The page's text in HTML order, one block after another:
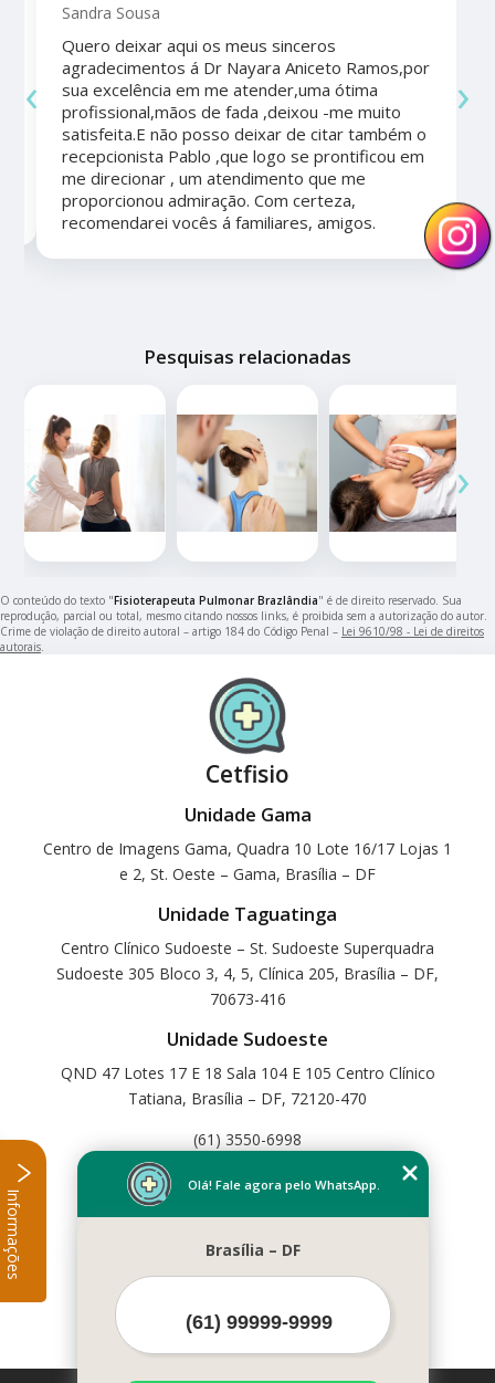
Sandra Sousa
Quero deixar aqui os meus sinceros
agradecimentos á Dr Nayara Aniceto Ramos,por
sua excelência em me atender,uma ótima
profissional,mãos de fada ,deixou -me muito
satisfeita.E não posso deixar de citar também o
recepcionista Pablo ,que logo se prontificou em
me direcionar , um atendimento que me
proporcionou admiração. Com certeza,
recomendarei vocês á familiares, amigos.
‹ ›
Pesquisas relacionadas
‹ ›
O conteúdo do texto "Fisioterapeuta Pulmonar Brazlândia" é de direito reservado. Sua
reprodução, parcial ou total, mesmo citando nossos links, é proibida sem a autorização do autor.
Crime de violação de direito autoral – artigo 184 do Código Penal – Lei 9610/98 - Lei de direitos
autorais.
Cetfisio
Unidade Gama
Centro de Imagens Gama, Quadra 10 Lote 16/17 Lojas 1
e 2, St. Oeste – Gama, Brasília – DF
Unidade Taguatinga
Centro Clínico Sudoeste – St. Sudoeste Superquadra
Sudoeste 305 Bloco 3, 4, 5, Clínica 205, Brasília – DF,
70673-416
Unidade Sudoeste
QND 47 Lotes 17 E 18 Sala 104 E 105 Centro Clínico
Tatiana, Brasília – DF, 72120-470
(61) 3550-6998
Home
Serviços
Contato
Mais Serviços
Olá! Fale agora pelo WhatsApp.
Brasília – DF
Informações